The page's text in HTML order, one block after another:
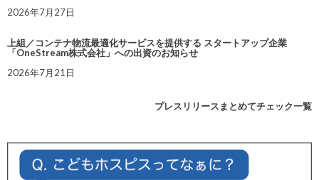
2026年7月27日
上組／コンテナ物流最適化サービスを提供する スタートアップ企業
「OneStream株式会社」への出資のお知らせ
2026年7月21日
プレスリリースまとめてチェック一覧